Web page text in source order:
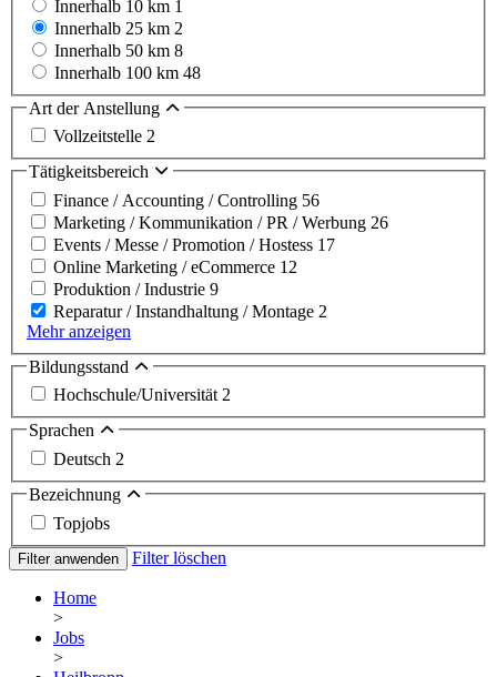
Innerhalb 10 km 1
Innerhalb 25 km 2
Innerhalb 50 km 8
Innerhalb 100 km 48
Art der Anstellung
Vollzeitstelle 2
Tätigkeitsbereich
Finance / Accounting / Controlling 56
Marketing / Kommunikation / PR / Werbung 26
Events / Messe / Promotion / Hostess 17
Online Marketing / eCommerce 12
Produktion / Industrie 9
Reparatur / Instandhaltung / Montage 2
Mehr anzeigen
Bildungsstand
Hochschule/Universität2
Sprachen
Deutsch 2
Bezeichnung
Topjobs
Filter anwenden Filter löschen
Home
>
Jobs
>